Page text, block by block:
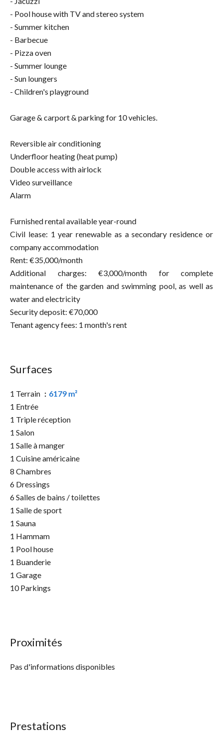
- Pool house with TV and stereo system
- Summer kitchen
- Barbecue
- Pizza oven
- Summer lounge
- Sun loungers
- Children's playground
Garage & carport & parking for 10 vehicles.
Reversible air conditioning
Underfloor heating (heat pump)
Double access with airlock
Video surveillance
Alarm
Furnished rental available year-round
Civil lease: 1 year renewable as a secondary residence or
company accommodation
Rent: €35,000/month
Additional charges: €3,000/month for complete
maintenance of the garden and swimming pool, as well as
water and electricity
Security deposit: €70,000
Tenant agency fees: 1 month's rent
Surfaces
1 Terrain
6179 m²
1 Entrée
1 Triple réception
1 Salon
1 Salle à manger
1 Cuisine américaine
8 Chambres
6 Dressings
6 Salles de bains / toilettes
1 Salle de sport
1 Sauna
1 Hammam
1 Pool house
1 Buanderie
1 Garage
10 Parkings
Proximités
Pas d'informations disponibles
Prestations